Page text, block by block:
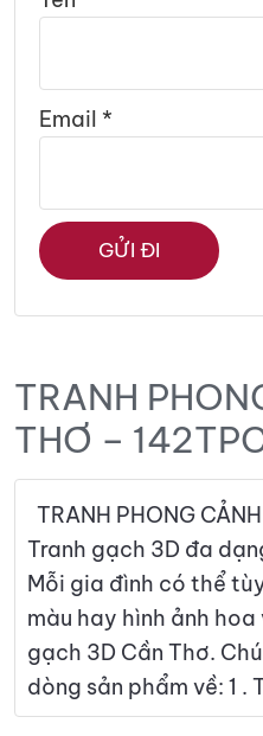
Email *
TRANH
THƠ –
TRANH PHONG
Tranh gạch 3D đa
Mỗi gia đình có thể
màu hay hình ảnh
gạch 3D Cần Thơ.
dòng sản phẩm về: 1 .